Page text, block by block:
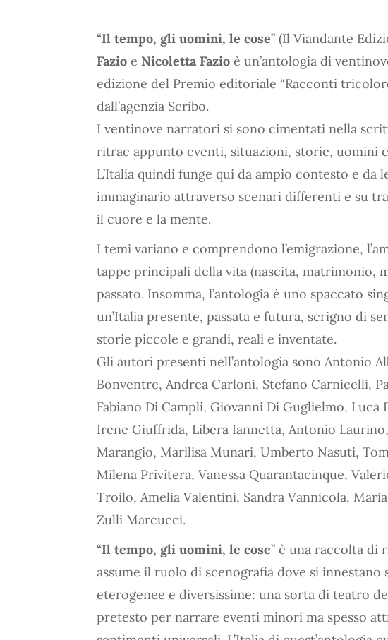
“Il tempo, gli uomini, le cose” (Il Viandante
Fazio e Nicoletta Fazio è un’antologia di
edizione del Premio editoriale “Racconti
dall’agenzia Scribo.
I ventinove narratori si sono cimentati nella
ritrae appunto eventi, situazioni, storie, uomini
L’Italia quindi funge qui da ampio contesto e
immaginario attraverso scenari differenti e su
il cuore e la mente.
I temi variano e comprendono l’emigrazione,
tappe principali della vita (nascita, matrimonio,
passato. Insomma, l’antologia è uno spaccato
un’Italia presente, passata e futura, scrigno di
storie piccole e grandi, reali e inventate.
Gli autori presenti nell’antologia sono Antonio
Bonventre, Andrea Carloni, Stefano Carnicelli,
Fabiano Di Campli, Giovanni Di Guglielmo,
Irene Giuffrida, Libera Iannetta, Antonio
Marangio, Marilisa Munari, Umberto Nasuti,
Milena Privitera, Vanessa Quarantacinque,
Troilo, Amelia Valentini, Sandra Vannicola,
Zulli Marcucci.
“Il tempo, gli uomini, le cose” è una raccolta di
assume il ruolo di scenografia dove si
eterogenee e diversissime: una sorta di teatro
pretesto per narrare eventi minori ma spesso